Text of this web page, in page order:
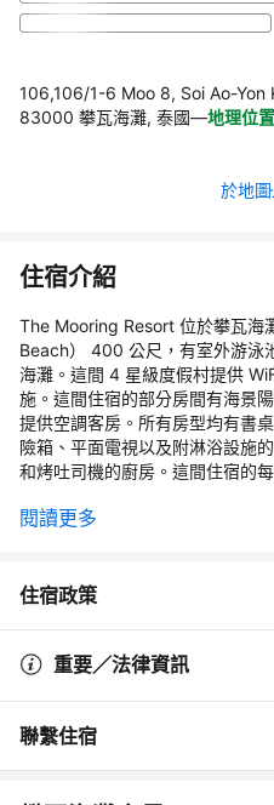
106,106/1-6 Moo 8, Soi Ao-
83000 攀瓦海灘, 泰國—地理位
於地
住宿介紹
The Mooring Resort 位於攀瓦海
Beach） 400 公尺，有室外游泳
海灘。這間 4 星級度假村提供
施。這間住宿的部分房間有海景
提供空調客房。所有房型均有書
險箱、平面電視以及附淋浴設施
和烤吐司機的廚房。這間住宿的
閱讀更多
住宿政策
重要／法律資訊
聯繫住宿